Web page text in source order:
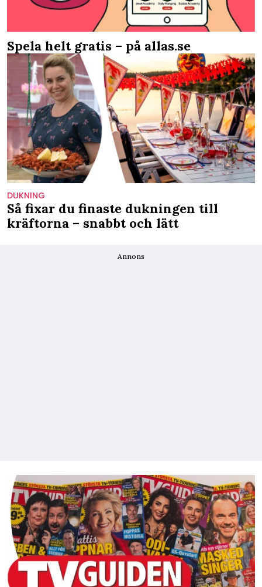
Spela helt gratis – på allas.se
DUKNING
Så fixar du finaste dukningen till
kräftorna – snabbt och lätt
Annons